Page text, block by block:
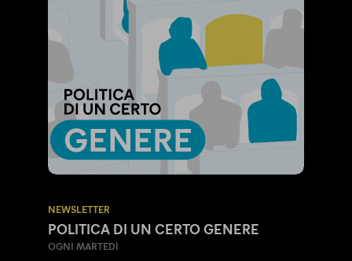
NEWSLETTER
POLITICA DI UN CERTO GENERE
OGNI MARTEDÌ